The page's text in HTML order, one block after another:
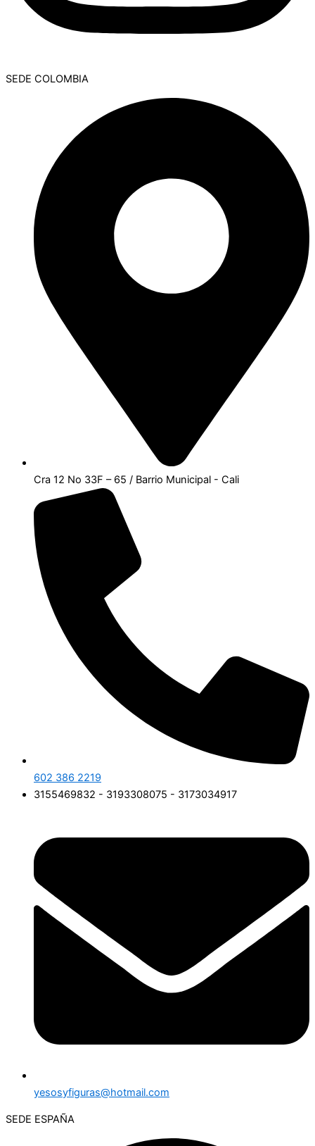
SEDE COLOMBIA
Cra 12 No 33F – 65 / Barrio Municipal - Cali
602 386 2219
3155469832 - 3193308075 - 3173034917
yesosyfiguras@hotmail.com
SEDE ESPAÑA